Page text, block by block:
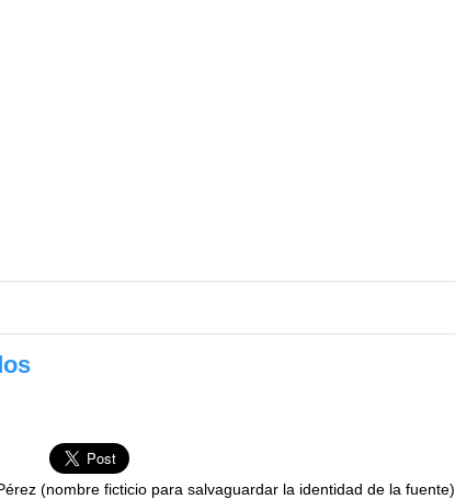
(nombre ficticio para salvaguardar la identidad de la fuente)